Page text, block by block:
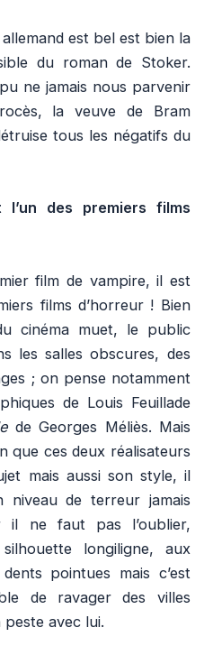
est bel est bien la
du roman de Stoker.
ne jamais nous parvenir
la veuve de Bram
tous les négatifs du
l’un des premiers films
film de vampire, il est
films d’horreur ! Bien
cinéma muet, le public
les salles obscures, des
; on pense notamment
de Louis Feuillade
de Georges Méliès. Mais
que ces deux réalisateurs
mais aussi son style, il
niveau de terreur jamais
il ne faut pas l’oublier,
longiligne, aux
pointues mais c’est
de ravager des villes
avec lui.